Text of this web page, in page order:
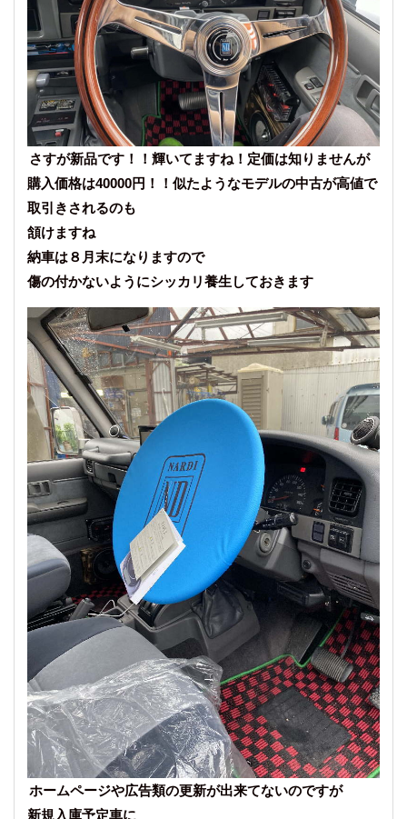
さすが新品です！！輝いてますね！定価は知りませんが
購入価格は40000円！！似たようなモデルの中古が高値で
取引きされるのも
頷けますね
納車は８月末になりますので
傷の付かないようにシッカリ養生しておきます
ホームページや広告類の更新が出来てないのですが
新規入庫予定車に